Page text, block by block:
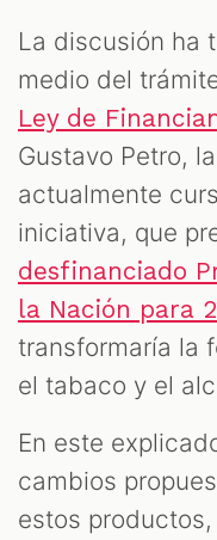
La discusión ha
medio del
Ley de
Gustavo Petro,
actualmente
iniciativa, que
desfinanciado
la Nación para
transformaría la
el tabaco y el
En este
cambios
estos